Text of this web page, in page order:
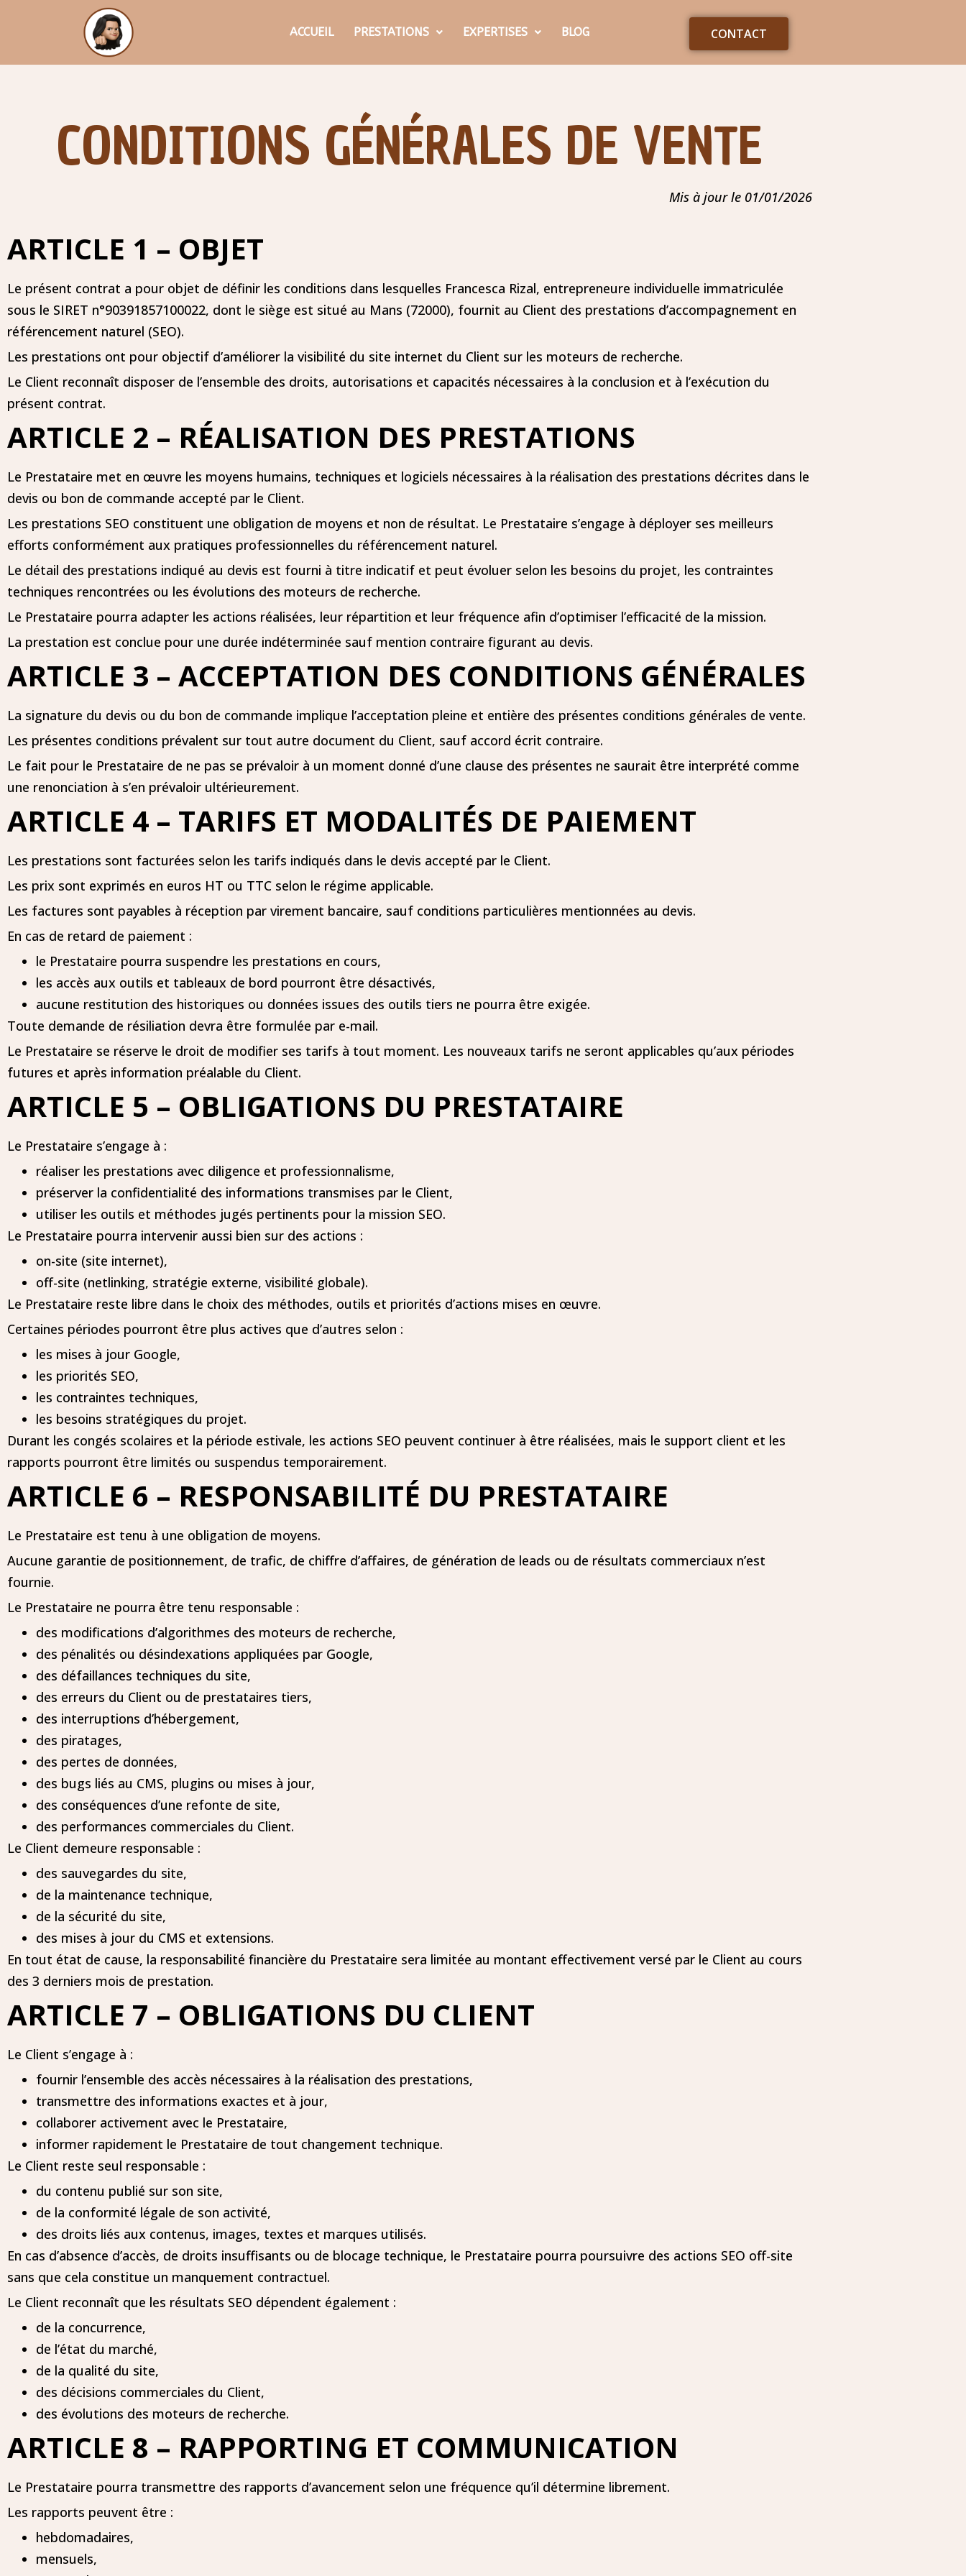
ACCUEIL PRESTATIONS EXPERTISES BLOG CONTACT
CONDITIONS GÉNÉRALES DE VENTE
Mis à jour le 01/01/2026
ARTICLE 1 – OBJET
Le présent contrat a pour objet de définir les conditions dans lesquelles Francesca Rizal, entrepreneure individuelle immatriculée
sous le SIRET n°90391857100022, dont le siège est situé au Mans (72000), fournit au Client des prestations d’accompagnement en
référencement naturel (SEO).
Les prestations ont pour objectif d’améliorer la visibilité du site internet du Client sur les moteurs de recherche.
Le Client reconnaît disposer de l’ensemble des droits, autorisations et capacités nécessaires à la conclusion et à l’exécution du
présent contrat.
ARTICLE 2 – RÉALISATION DES PRESTATIONS
Le Prestataire met en œuvre les moyens humains, techniques et logiciels nécessaires à la réalisation des prestations décrites dans le
devis ou bon de commande accepté par le Client.
Les prestations SEO constituent une obligation de moyens et non de résultat. Le Prestataire s’engage à déployer ses meilleurs
efforts conformément aux pratiques professionnelles du référencement naturel.
Le détail des prestations indiqué au devis est fourni à titre indicatif et peut évoluer selon les besoins du projet, les contraintes
techniques rencontrées ou les évolutions des moteurs de recherche.
Le Prestataire pourra adapter les actions réalisées, leur répartition et leur fréquence afin d’optimiser l’efficacité de la mission.
La prestation est conclue pour une durée indéterminée sauf mention contraire figurant au devis.
ARTICLE 3 – ACCEPTATION DES CONDITIONS GÉNÉRALES
La signature du devis ou du bon de commande implique l’acceptation pleine et entière des présentes conditions générales de vente.
Les présentes conditions prévalent sur tout autre document du Client, sauf accord écrit contraire.
Le fait pour le Prestataire de ne pas se prévaloir à un moment donné d’une clause des présentes ne saurait être interprété comme
une renonciation à s’en prévaloir ultérieurement.
ARTICLE 4 – TARIFS ET MODALITÉS DE PAIEMENT
Les prestations sont facturées selon les tarifs indiqués dans le devis accepté par le Client.
Les prix sont exprimés en euros HT ou TTC selon le régime applicable.
Les factures sont payables à réception par virement bancaire, sauf conditions particulières mentionnées au devis.
En cas de retard de paiement :
le Prestataire pourra suspendre les prestations en cours,
les accès aux outils et tableaux de bord pourront être désactivés,
aucune restitution des historiques ou données issues des outils tiers ne pourra être exigée.
Toute demande de résiliation devra être formulée par e-mail.
Le Prestataire se réserve le droit de modifier ses tarifs à tout moment. Les nouveaux tarifs ne seront applicables qu’aux périodes
futures et après information préalable du Client.
ARTICLE 5 – OBLIGATIONS DU PRESTATAIRE
Le Prestataire s’engage à :
réaliser les prestations avec diligence et professionnalisme,
préserver la confidentialité des informations transmises par le Client,
utiliser les outils et méthodes jugés pertinents pour la mission SEO.
Le Prestataire pourra intervenir aussi bien sur des actions :
on-site (site internet),
off-site (netlinking, stratégie externe, visibilité globale).
Le Prestataire reste libre dans le choix des méthodes, outils et priorités d’actions mises en œuvre.
Certaines périodes pourront être plus actives que d’autres selon :
les mises à jour Google,
les priorités SEO,
les contraintes techniques,
les besoins stratégiques du projet.
Durant les congés scolaires et la période estivale, les actions SEO peuvent continuer à être réalisées, mais le support client et les
rapports pourront être limités ou suspendus temporairement.
ARTICLE 6 – RESPONSABILITÉ DU PRESTATAIRE
Le Prestataire est tenu à une obligation de moyens.
Aucune garantie de positionnement, de trafic, de chiffre d’affaires, de génération de leads ou de résultats commerciaux n’est
fournie.
Le Prestataire ne pourra être tenu responsable :
des modifications d’algorithmes des moteurs de recherche,
des pénalités ou désindexations appliquées par Google,
des défaillances techniques du site,
des erreurs du Client ou de prestataires tiers,
des interruptions d’hébergement,
des piratages,
des pertes de données,
des bugs liés au CMS, plugins ou mises à jour,
des conséquences d’une refonte de site,
des performances commerciales du Client.
Le Client demeure responsable :
des sauvegardes du site,
de la maintenance technique,
de la sécurité du site,
des mises à jour du CMS et extensions.
En tout état de cause, la responsabilité financière du Prestataire sera limitée au montant effectivement versé par le Client au cours
des 3 derniers mois de prestation.
ARTICLE 7 – OBLIGATIONS DU CLIENT
Le Client s’engage à :
fournir l’ensemble des accès nécessaires à la réalisation des prestations,
transmettre des informations exactes et à jour,
collaborer activement avec le Prestataire,
informer rapidement le Prestataire de tout changement technique.
Le Client reste seul responsable :
du contenu publié sur son site,
de la conformité légale de son activité,
des droits liés aux contenus, images, textes et marques utilisés.
En cas d’absence d’accès, de droits insuffisants ou de blocage technique, le Prestataire pourra poursuivre des actions SEO off-site
sans que cela constitue un manquement contractuel.
Le Client reconnaît que les résultats SEO dépendent également :
de la concurrence,
de l’état du marché,
de la qualité du site,
des décisions commerciales du Client,
des évolutions des moteurs de recherche.
ARTICLE 8 – RAPPORTING ET COMMUNICATION
Le Prestataire pourra transmettre des rapports d’avancement selon une fréquence qu’il détermine librement.
Les rapports peuvent être :
hebdomadaires,
mensuels,